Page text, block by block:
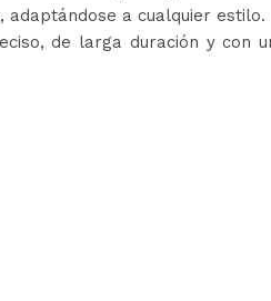
adaptándose a cualquier estilo.
de larga duración y con